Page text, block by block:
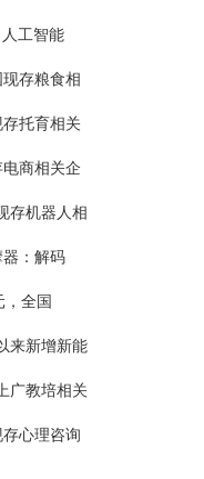
工智能
存粮食相
托育相关
商相关企
存机器人相
：解码
全国
来新增新能
广教培相关
心理咨询